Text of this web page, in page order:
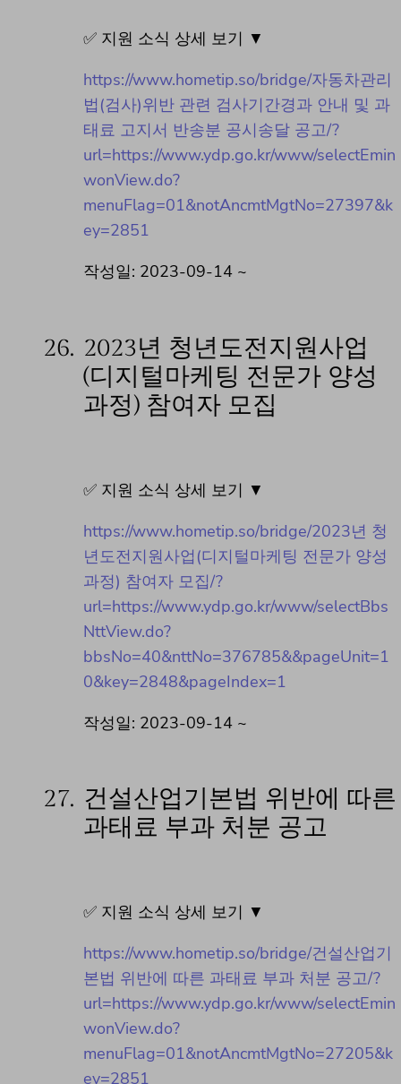
✅ 지원 소식 상세 보기 ▼
https://www.hometip.so/bridge/자동차관리
법(검사)위반 관련 검사기간경과 안내 및 과
태료 고지서 반송분 공시송달 공고/?
url=https://www.ydp.go.kr/www/selectEmin
wonView.do?
menuFlag=01&notAncmtMgtNo=27397&k
ey=2851
작성일: 2023-09-14 ~
26. 2023년 청년도전지원사업
(디지털마케팅 전문가 양성
과정) 참여자 모집
✅ 지원 소식 상세 보기 ▼
https://www.hometip.so/bridge/2023년 청
년도전지원사업(디지털마케팅 전문가 양성
과정) 참여자 모집/?
url=https://www.ydp.go.kr/www/selectBbs
NttView.do?
bbsNo=40&nttNo=376785&&pageUnit=1
0&key=2848&pageIndex=1
작성일: 2023-09-14 ~
27. 건설산업기본법 위반에 따른
과태료 부과 처분 공고
✅ 지원 소식 상세 보기 ▼
https://www.hometip.so/bridge/건설산업기
본법 위반에 따른 과태료 부과 처분 공고/?
url=https://www.ydp.go.kr/www/selectEmin
wonView.do?
menuFlag=01&notAncmtMgtNo=27205&k
ey=2851